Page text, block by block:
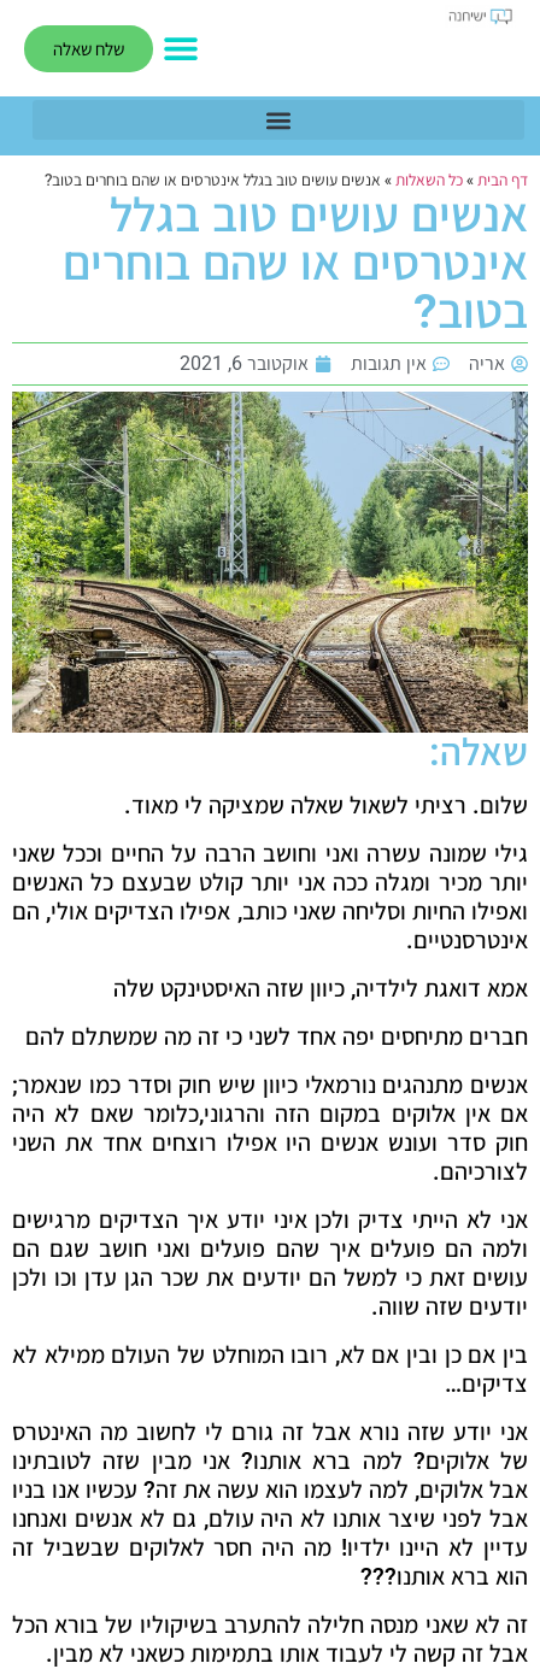
שלח שאלה
דף הבית»כל השאלות» אנשים עושים טוב בגלל אינטרסים או שהם בוחרים בטוב?
אנשים עושים טוב בגלל
אינטרסים או שהם בוחרים
בטוב?
אריה אין תגובות אוקטובר 6, 2021
שאלה:
שלום. רציתי לשאול שאלה שמציקה לי מאוד.
גילי שמונה עשרה ואני וחושב הרבה על החיים וככל שאני
יותר מכיר ומגלה ככה אני יותר קולט שבעצם כל האנשים
ואפילו החיות וסליחה שאני כותב, אפילו הצדיקים אולי, הם
אינטרסנטיים.
אמא דואגת לילדיה, כיוון שזה האיסטינקט שלה
חברים מתיחסים יפה אחד לשני כי זה מה שמשתלם להם
אנשים מתנהגים נורמאלי כיוון שיש חוק וסדר כמו שנאמר;
אם אין אלוקים במקום הזה והרגוני,כלומר שאם לא היה
חוק סדר ועונש אנשים היו אפילו רוצחים אחד את השני
לצורכיהם.
אני לא הייתי צדיק ולכן איני יודע איך הצדיקים מרגישים
ולמה הם פועלים איך שהם פועלים ואני חושב שגם הם
עושים זאת כי למשל הם יודעים את שכר הגן עדן וכו ולכן
יודעים שזה שווה.
בין אם כן ובין אם לא, רובו המוחלט של העולם ממילא לא
צדיקים…
אני יודע שזה נורא אבל זה גורם לי לחשוב מה האינטרס
של אלוקים? למה ברא אותנו? אני מבין שזה לטובתינו
אבל אלוקים, למה לעצמו הוא עשה את זה? עכשיו אנו בניו
אבל לפני שיצר אותנו לא היה עולם, גם לא אנשים ואנחנו
עדיין לא היינו ילדיו! מה היה חסר לאלוקים שבשביל זה
הוא ברא אותנו???
זה לא שאני מנסה חלילה להתערב בשיקוליו של בורא הכל
אבל זה קשה לי לעבוד אותו בתמימות כשאני לא מבין.